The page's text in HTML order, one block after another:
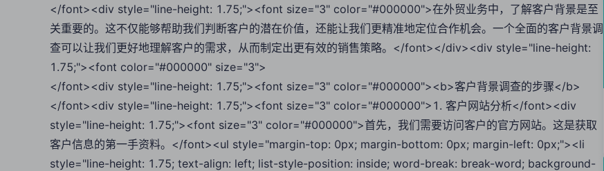
</font><div style="line-height: 1.75;"><font size="3" color="#000000">在外贸业务中，了解客户背景是至
关重要的。这不仅能够帮助我们判断客户的潜在价值，还能让我们更精准地定位合作机会。一个全面的客户背景调
查可以让我们更好地理解客户的需求，从而制定出更有效的销售策略。</font></div><div style="line-height:
1.75;"><font color="#000000" size="3">
</font><div style="line-height: 1.75;"><font size="3" color="#000000"><b>客户背景调查的步骤</b>
</font><div style="line-height: 1.75;"><font size="3" color="#000000">1. 客户网站分析</font><div
style="line-height: 1.75;"><font size="3" color="#000000">首先，我们需要访问客户的官方网站。这是获取
客户信息的第一手资料。</font><ul style="margin-top: 0px; margin-bottom: 0px; margin-left: 0px;"><li
style="line-height: 1.75; text-align: left; list-style-position: inside; word-break: break-word; background-